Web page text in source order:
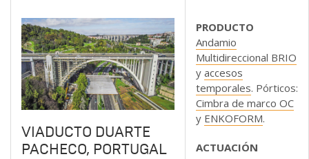
VIADUCTO DUARTE
PACHECO, PORTUGAL
PRODUCTO
Andamio
Multidireccional BRIO
y accesos
temporales. Pórticos:
Cimbra de marco OC
y ENKOFORM.
ACTUACIÓN